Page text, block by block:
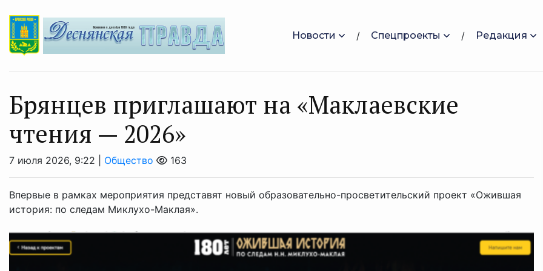
Новости Спецпроекты Редакция
Брянцев приглашают на «Маклаевские
чтения — 2026»
7 июля 2026, 9:22 | Общество 163
Впервые в рамках мероприятия представят новый образовательно-просветительский проект «Ожившая
история: по следам Миклухо-Маклая».